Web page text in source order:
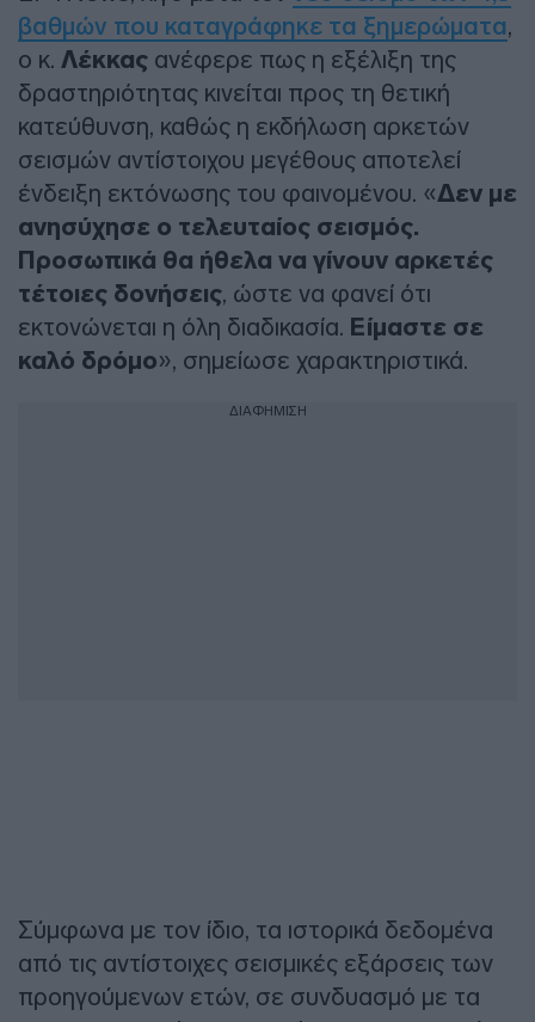
βαθμών που καταγράφηκε τα ξημερώματα,
ο κ. Λέκκας ανέφερε πως η εξέλιξη της
δραστηριότητας κινείται προς τη θετική
κατεύθυνση, καθώς η εκδήλωση αρκετών
σεισμών αντίστοιχου μεγέθους αποτελεί
ένδειξη εκτόνωσης του φαινομένου. «Δεν με
ανησύχησε ο τελευταίος σεισμός.
Προσωπικά θα ήθελα να γίνουν αρκετές
τέτοιες δονήσεις, ώστε να φανεί ότι
εκτονώνεται η όλη διαδικασία. Είμαστε σε
καλό δρόμο», σημείωσε χαρακτηριστικά.
ΔΙΑΦΗΜΙΣΗ
Σύμφωνα με τον ίδιο, τα ιστορικά δεδομένα
από τις αντίστοιχες σεισμικές εξάρσεις των
προηγούμενων ετών, σε συνδυασμό με τα